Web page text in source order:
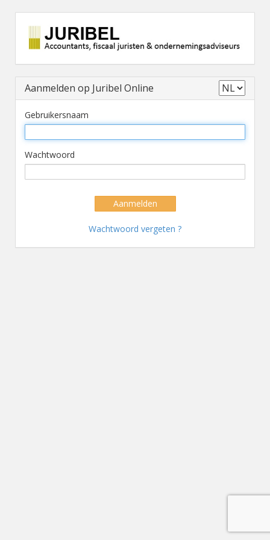
Aanmelden op Juribel Online
Gebruikersnaam
Wachtwoord
Aanmelden
Wachtwoord vergeten ?